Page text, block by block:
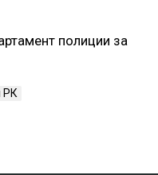
полиции за
РК